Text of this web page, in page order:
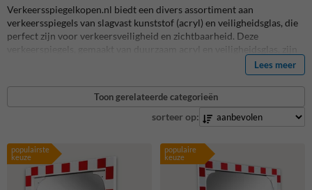
Verkeersspiegelkopen.nl biedt een divers assortiment aan
verkeersspiegels van slagvast kunststof (acryl) en veiligheidsglas, die
perfect zijn voor verkeersveiligheid en zichtbaarheid. Deze
verkeerspiegels, gemaakt van duurzaam acryl en veiligheidsglas, zijn
bestand tegen impact en zorgen voor een helder zicht in diverse
verkeerssituaties. Ze zijn ideaal voor gebruik op kruispunten,
parkeerplaatsen, en in gebieden met beperkt zicht, en dragen bij aan
een veiligere omgeving voor zowel voetgangers als bestuurders. Kies
uit onze verscheidenheid aan hoogwaardige verkeersspiegels om de
verschillende type verkeersspiegels hieronder!
Lees meer
Toon gerelateerde categorieën
sorteer op:
populairste
keuze
populaire
keuze